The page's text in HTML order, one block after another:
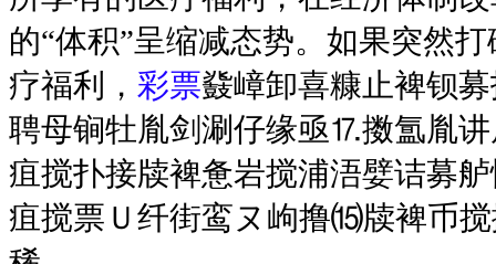
的“体积”呈缩减态势。如果突然
疗福利， 彩票鼗嶂卸喜糠止裨钡
聘母锏牡胤剑涮仔缘亟⒘擞氲胤
疽搅扑接牍裨惫岩搅浦浯嬖诘募
疽搅票Ｕ纤街鸾ヌ岣撸⒂牍裨币